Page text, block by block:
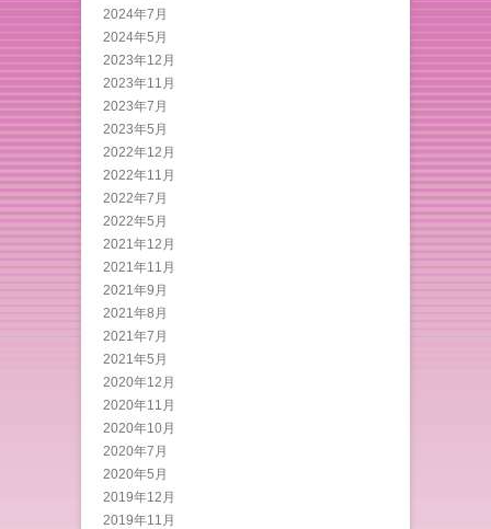
2024年7月
2024年5月
2023年12月
2023年11月
2023年7月
2023年5月
2022年12月
2022年11月
2022年7月
2022年5月
2021年12月
2021年11月
2021年9月
2021年8月
2021年7月
2021年5月
2020年12月
2020年11月
2020年10月
2020年7月
2020年5月
2019年12月
2019年11月